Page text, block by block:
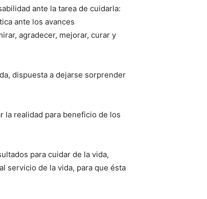
ante la tarea de cuidarla:
ante los avances
agradecer, mejorar, curar y
dispuesta a dejarse sorprender
la realidad para beneficio de los
para cuidar de la vida,
servicio de la vida, para que ésta